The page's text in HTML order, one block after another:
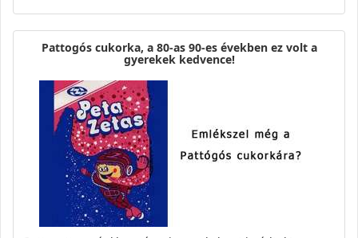
Pattogós cukorka, a 80-as 90-es években ez volt a
gyerekek kedvence!